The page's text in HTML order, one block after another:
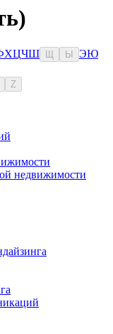
ХЦЧШ Ы ЭЮ
Z
недвижимости